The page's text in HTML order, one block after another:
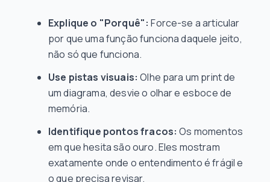
Explique o "Porquê": Force-se a articular
por queuma função funciona daquele jeito,
não só que funciona.
Use pistas visuais: Olhe para um print de
um diagrama, desvie o olhar e esboce de
memória.
Identifique pontos fracos: Os momentos
em que hesita são ouro. Eles mostram
exatamente onde o entendimento é frágil e
o que precisa revisar.